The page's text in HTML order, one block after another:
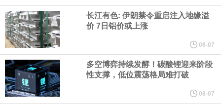
言”，他对赫格塞思所做的工作“非常满意”。
纽约期银突破64美元/盎司，日内涨3.91%。
据报道，威刚近日在法说会上表示，在需求增加、价格走高及货源
稳定的三大有利因素带动下，预期第3季度营运将优于第2季度，并
长江有色: 伊朗禁令重启注入地缘溢
价 7日铝价或上涨
08-07
多空博弈持续发酵！碳酸锂迎来阶段
性支撑，低位震荡格局难打破
08-07